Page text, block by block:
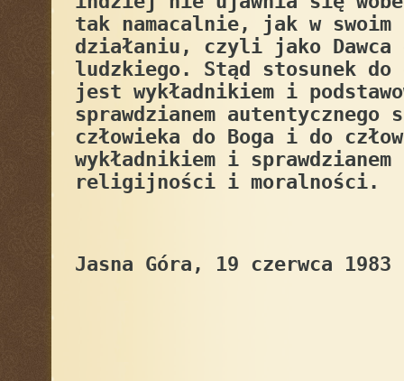
tak namacalnie, jak w swoim
działaniu, czyli jako Dawca
ludzkiego. Stąd stosunek do
jest wykładnikiem i
sprawdzianem autentycznego
człowieka do Boga i do
wykładnikiem i
religijności i moralności.
Jasna Góra, 19 czerwca 1983